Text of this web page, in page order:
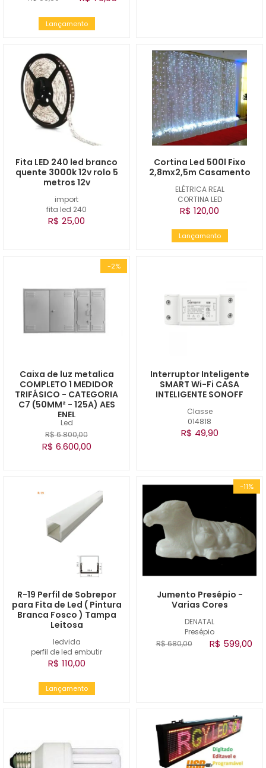
Lançamento
import
fita led 240
Fita LED 240 led branco
quente 3000k 12v rolo 5
metros 12v
R$ 25,00
ELÉTRICA REAL
CORTINA LED
Cortina Led 500l Fixo
2,8mx2,5m Casamento
R$ 120,00
Lançamento
-2%
Led
Caixa de luz metalica
COMPLETO 1 MEDIDOR
TRIFÁSICO - CATEGORIA
C7 (50MM² - 125A) AES
ENEL
R$ 6.800,00
R$ 6.600,00
Classe
014818
Interruptor Inteligente
SMART Wi-Fi CASA
INTELIGENTE SONOFF
R$ 49,90
ledvida
perfil de led embutir
R-19 Perfil de Sobrepor
para Fita de Led ( Pintura
Branca Fosco ) Tampa
Leitosa
R$ 110,00
Lançamento
-11%
DENATAL
Presépio
Jumento Presépio -
Varias Cores
R$ 680,00 R$ 599,00